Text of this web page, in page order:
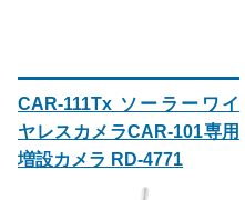
CAR-111Tx ソーラーワイ
ヤレスカメラCAR-101専用
増設カメラ RD-4771